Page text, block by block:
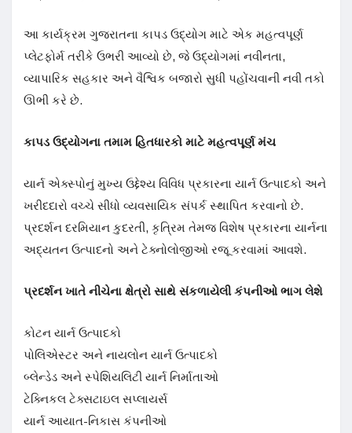
આ કાર્યક્રમ ગુજરાતના કાપડ ઉદ્યોગ માટે એક મહત્વપૂર્ણ
પ્લેટફોર્મ તરીકે ઉભરી આવ્યો છે, જે ઉદ્યોગમાં નવીનતા,
વ્યાપારિક સહકાર અને વૈશ્વિક બજારો સુધી પહોંચવાની નવી તકો
ઊભી કરે છે.
કાપડ ઉદ્યોગના તમામ હિતધારકો માટે મહત્વપૂર્ણ મંચ
યાર્ન એક્સ્પોનું મુખ્ય ઉદ્દેશ્ય વિવિધ પ્રકારના યાર્ન ઉત્પાદકો અને
ખરીદદારો વચ્ચે સીધો વ્યવસાયિક સંપર્ક સ્થાપિત કરવાનો છે.
પ્રદર્શન દરમિયાન કુદરતી, કૃત્રિમ તેમજ વિશેષ પ્રકારના યાર્નના
અદ્યતન ઉત્પાદનો અને ટેક્નોલોજીઓ રજૂ કરવામાં આવશે.
પ્રદર્શન ખાતે નીચેના ક્ષેત્રો સાથે સંકળાયેલી કંપનીઓ ભાગ લેશે
કોટન યાર્ન ઉત્પાદકો
પોલિએસ્ટર અને નાયલોન યાર્ન ઉત્પાદકો
બ્લેન્ડેડ અને સ્પેશિયલિટી યાર્ન નિર્માતાઓ
ટેક્નિકલ ટેક્સટાઇલ સપ્લાયર્સ
યાર્ન આયાત-નિકાસ કંપનીઓ